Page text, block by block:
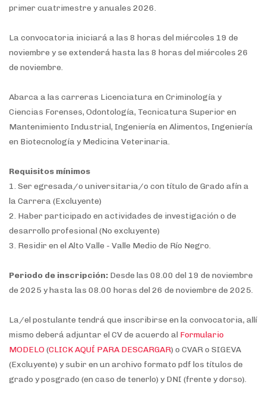
primer cuatrimestre y anuales 2026.
La convocatoria iniciará a las 8 horas del miércoles 19 de
noviembre y se extenderá hasta las 8 horas del miércoles 26
de noviembre.
Abarca a las carreras Licenciatura en Criminología y
Ciencias Forenses, Odontología, Tecnicatura Superior en
Mantenimiento Industrial, Ingeniería en Alimentos, Ingeniería
en Biotecnología y Medicina Veterinaria.
Requisitos mínimos
1. Ser egresada/o universitaria/o con título de Grado afín a
la Carrera (Excluyente)
2. Haber participado en actividades de investigación o de
desarrollo profesional (No excluyente)
3. Residir en el Alto Valle - Valle Medio de Río Negro.
Periodo de inscripción: Desde las 08.00 del 19 de noviembre
de 2025 y hasta las 08.00 horas del 26 de noviembre de 2025.
La/el postulante tendrá que inscribirse en la convocatoria, allí
mismo deberá adjuntar el CV de acuerdo al Formulario
MODELO(CLICK AQUÍ PARA DESCARGAR) o CVAR o SIGEVA
(Excluyente) y subir en un archivo formato pdf los títulos de
grado y posgrado (en caso de tenerlo) y DNI (frente y dorso).